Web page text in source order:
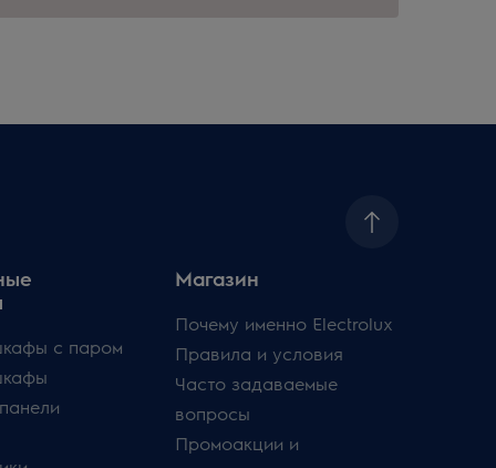
с паром
Магазин
Почему именно Electrolux
Правила и условия
Часто задаваемые
вопросы
Промоакции и